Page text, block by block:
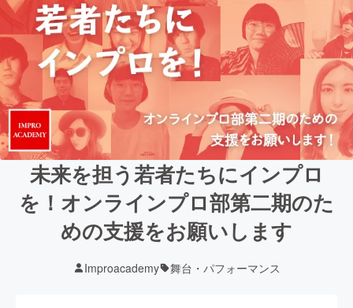
未来を担う若者たちにインプロ
を！オンラインプロ部第二期のた
めの支援をお願いします
Improacademy 舞台・パフォーマンス